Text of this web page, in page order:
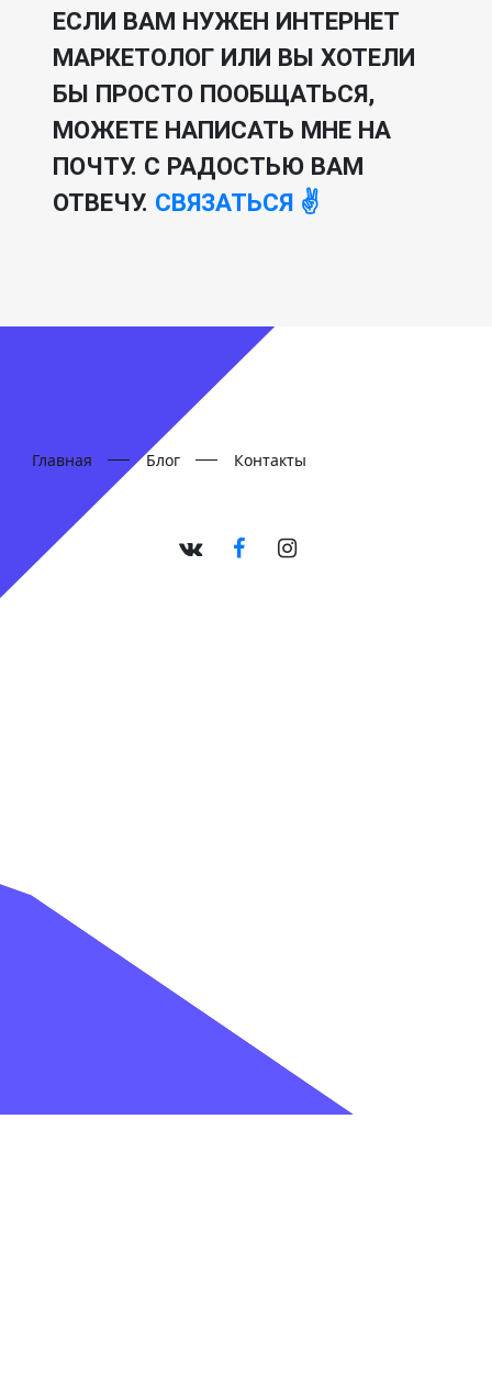
ЕСЛИ ВАМ НУЖЕН ИНТЕРНЕТ
МАРКЕТОЛОГ ИЛИ ВЫ ХОТЕЛИ
БЫ ПРОСТО ПООБЩАТЬСЯ,
МОЖЕТЕ НАПИСАТЬ МНЕ НА
ПОЧТУ. С РАДОСТЬЮ ВАМ
ОТВЕЧУ. СВЯЗАТЬСЯ ✌️
Главная Блог Контакты